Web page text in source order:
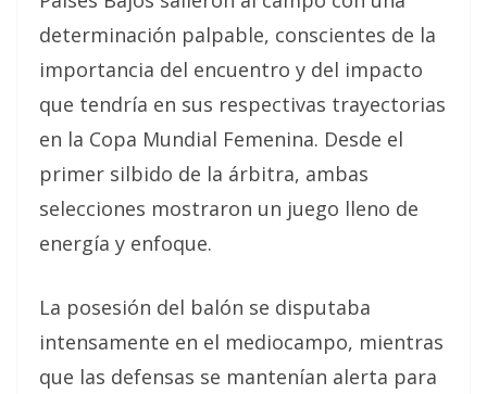
determinación palpable, conscientes de la
importancia del encuentro y del impacto
que tendría en sus respectivas trayectorias
en la Copa Mundial Femenina. Desde el
primer silbido de la árbitra, ambas
selecciones mostraron un juego lleno de
energía y enfoque.
La posesión del balón se disputaba
intensamente en el mediocampo, mientras
que las defensas se mantenían alerta para